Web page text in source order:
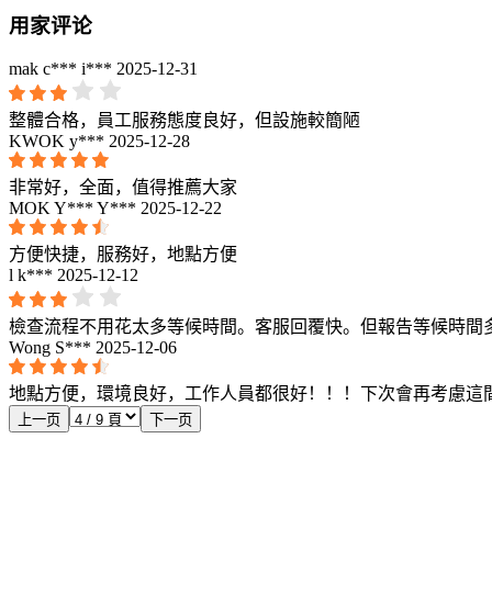
用家评论
mak c*** i*** 2025-12-31
整體合格，員工服務態度良好，但設施較簡陋
KWOK y*** 2025-12-28
非常好，全面，值得推薦大家
MOK Y*** Y*** 2025-12-22
方便快捷，服務好，地點方便
l k*** 2025-12-12
檢查流程不用花太多等候時間。客服回覆快。但報告等候時間
Wong S*** 2025-12-06
地點方便，環境良好，工作人員都很好！！！下次會再考慮這
上一页 下一页